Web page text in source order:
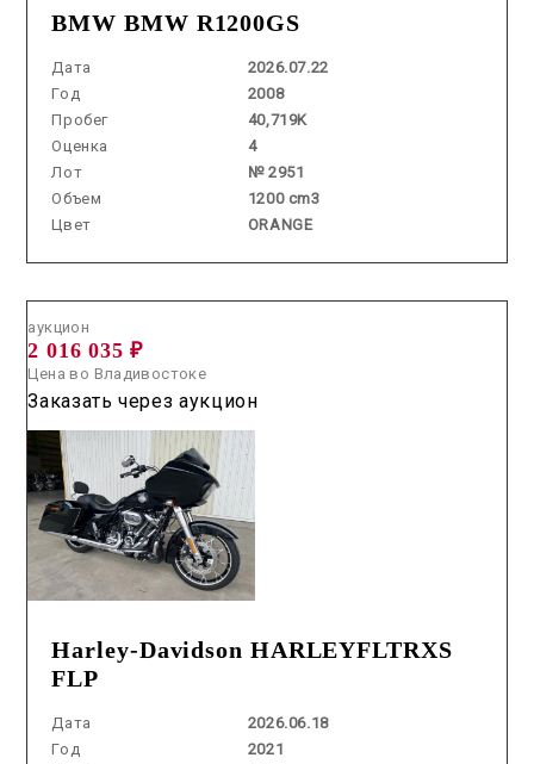
BMW BMW R1200GS
Дата
2026.07.22
Год
2008
Пробег
40,719K
Оценка
4
Лот
№ 2951
Объем
1200 cm3
Цвет
ORANGE
Harley-Davidson HARLEYFLTRXS
FLP
Дата
2026.06.18
Год
2021
аукцион
2 016 035 ₽
Цена во Владивостоке
Заказать через аукцион